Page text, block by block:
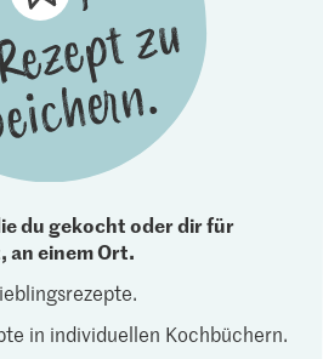
du gekocht oder dir für
an einem Ort.
in individuellen Kochbüchern.